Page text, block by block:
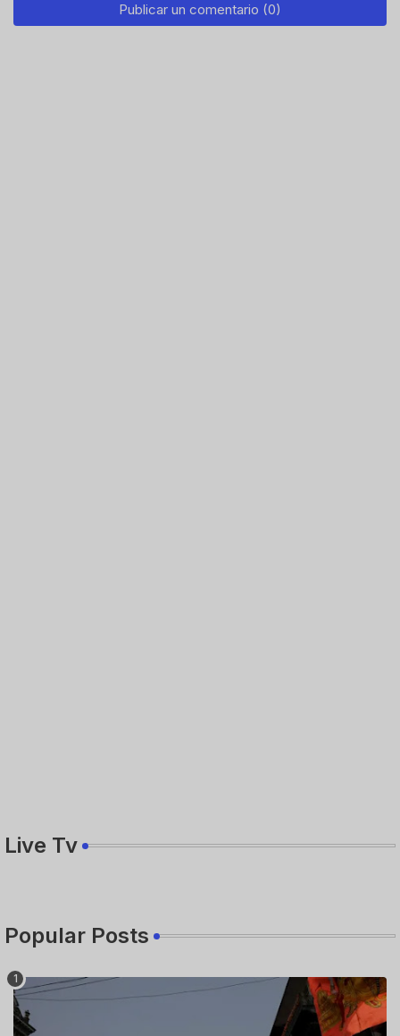
Publicar un comentario (0)
Live Tv
Popular Posts